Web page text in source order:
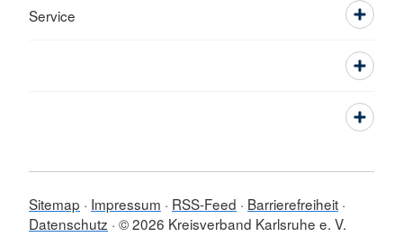
Service
Sitemap Impressum RSS-Feed
Barrierefreiheit
Datenschutz © 2026 Kreisverband Karlsruhe e. V.